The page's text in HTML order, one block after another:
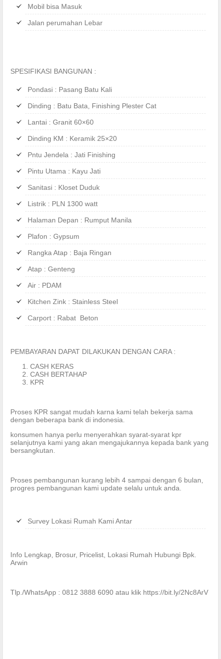
Mobil bisa Masuk
Jalan perumahan Lebar
SPESIFIKASI BANGUNAN :
Pondasi : Pasang Batu Kali
Dinding : Batu Bata, Finishing Plester Cat
Lantai : Granit 60×60
Dinding KM : Keramik 25×20
Pntu Jendela : Jati Finishing
Pintu Utama : Kayu Jati
Sanitasi : Kloset Duduk
Listrik : PLN 1300 watt
Halaman Depan : Rumput Manila
Plafon : Gypsum
Rangka Atap : Baja Ringan
Atap : Genteng
Air : PDAM
Kitchen Zink : Stainless Steel
Carport : Rabat Beton
PEMBAYARAN DAPAT DILAKUKAN DENGAN CARA :
CASH KERAS
CASH BERTAHAP
KPR
Proses KPR sangat mudah karna kami telah bekerja sama
dengan beberapa bank di indonesia.
konsumen hanya perlu menyerahkan syarat-syarat kpr
selanjutnya kami yang akan mengajukannya kepada bank yang
bersangkutan.
Proses pembangunan kurang lebih 4 sampai dengan 6 bulan,
progres pembangunan kami update selalu untuk anda.
Survey Lokasi Rumah Kami Antar
Info Lengkap, Brosur, Pricelist, Lokasi Rumah Hubungi Bpk.
Arwin
Tlp./WhatsApp : 0812 3888 6090 atau klik https://bit.ly/2Nc8ArV